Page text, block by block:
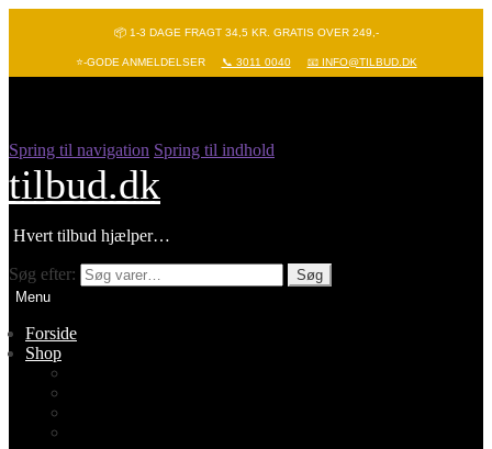
📦 1-3 DAGE FRAGT 34,5 KR. GRATIS OVER 249,-
⭐-GODE ANMELDELSER 📞 3011 0040 📧 INFO@TILBUD.DK
Spring til navigation Spring til indhold
tilbud.dk
Hvert tilbud hjælper…
Søg efter:
Søg
Menu
Forside
Shop